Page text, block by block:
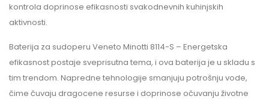
kontrola doprinose efikasnosti svakodnevnih kuhinjskih
aktivnosti.
Baterija za sudoperu Veneto Minotti 8114-S – Energetska
efikasnost postaje sveprisutna tema, i ova baterija je u skladu s
tim trendom. Napredne tehnologije smanjuju potrošnju vode,
čime čuvaju dragocene resurse i doprinose očuvanju životne